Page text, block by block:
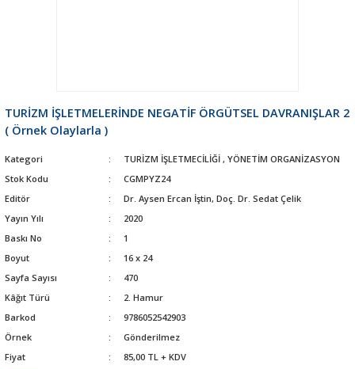
TURİZM İŞLETMELERİNDE NEGATİF ÖRGÜTSEL DAVRANIŞLAR 2
( Örnek Olaylarla )
Kategori TURİZM İŞLETMECİLİĞİ , YÖNETİM ORGANİZASYON
Stok Kodu
CGMPYZ24
Editör
Dr. Aysen Ercan İştin, Doç. Dr. Sedat Çelik
Yayın Yılı
2020
Baskı No
1
Boyut
16 x 24
Sayfa Sayısı
470
Kâğıt Türü
2. Hamur
Barkod
9786052542903
Örnek
Gönderilmez
Fiyat
85,00 TL + KDV